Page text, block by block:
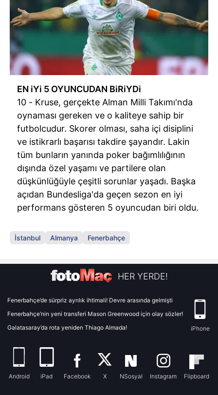
EN iYi 5 OYUNCUDAN BiRiYDi
10 - Kruse, gerçekte Alman Milli Takımı'nda
oynaması gereken ve o kaliteye sahip bir
futbolcudur. Skorer olması, saha içi disiplini
ve istikrarlı başarısı takdire şayandır. Lakin
tüm bunların yanında poker bağımlılığının
dışında özel yaşamı ve partilere olan
düşkünlüğüyle çeşitli sorunlar yaşadı. Başka
açıdan Bundesliga'da geçen sezon en iyi
performans gösteren 5 oyuncudan biri oldu.
İstanbul Almanya Fenerbahçe
HER YERDE!
Fenerbahçe’de sürpriz ayrılık ihtimali! Devre arasında gelmişti
Fenerbahçe’nin yeni transferi Mason Greenwood için olay sözler!
Galatasaray’da rota yeniden Thiago Almada!
iPhone
Android iPad Facebook X NSosyal Instagram Flipboard